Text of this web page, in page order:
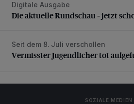
Die aktuelle Rundschau – jetzt
Digitale Ausgabe
Die aktuelle Rundschau – jetzt
Vermisster Jugendlicher tot
Seit dem 8. Juli verschollen
Vermisster Jugendlicher tot
SOZIALE MEDIEN